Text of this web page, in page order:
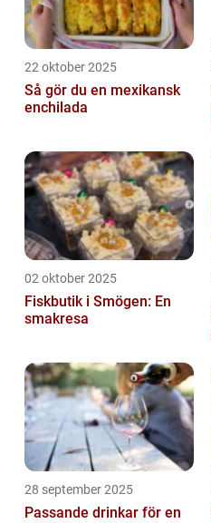
22 oktober 2025
Så gör du en mexikansk
enchilada
02 oktober 2025
Fiskbutik i Smögen: En
smakresa
28 september 2025
Passande drinkar för en